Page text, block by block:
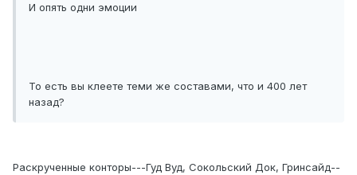
И опять одни эмоции
То есть вы клеете теми же составами, что и 400 лет
назад?
Раскрученные конторы---Гуд Вуд, Сокольский Док, Гринсайд--